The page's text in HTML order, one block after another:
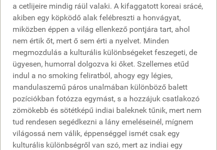
a cetlijeire mindig ráül valaki. A kifaggatott koreai srácé,
akiben egy köpködő alak felébreszti a honvágyat,
miközben éppen a világ ellenkező pontjára tart, ahol
nem értik őt, mert ő sem érti a nyelvet. Minden
megmozdulás a kulturális különbségeket feszegeti, de
ügyesen, humorral dolgozva ki őket. Szellemes etűd
indul a no smoking feliratból, ahogy egy légies,
mandulaszemű páros unalmában különböző balett
pozíciókban fotózza egymást, s a hozzájuk csatlakozó
zömökebb és sötétképű indiai baleknek tűnik, mert nem
tud rendesen segédkezni a lány emeléseinél, mígnem
világossá nem válik, éppenséggel ismét csak egy
kulturális különbségről van szó, mert az indiai egy